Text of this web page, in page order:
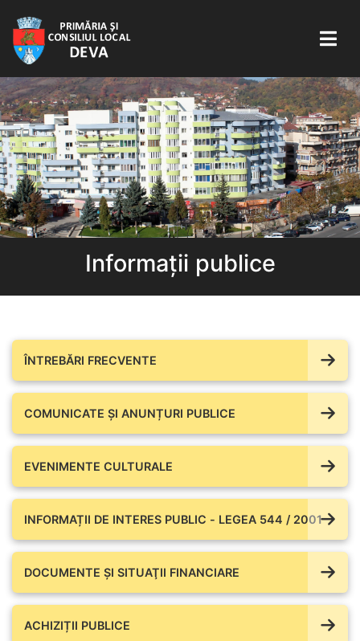
Informații publice
ÎNTREBĂRI FRECVENTE
COMUNICATE ŞI ANUNȚURI PUBLICE
EVENIMENTE CULTURALE
INFORMAȚII DE INTERES PUBLIC - LEGEA 544 / 2001
DOCUMENTE ŞI SITUAŢII FINANCIARE
ACHIZIȚII PUBLICE